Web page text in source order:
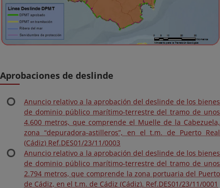
Aprobaciones de deslinde
Anuncio relativo a la aprobación del deslinde de los bienes
de dominio público marítimo-terrestre del tramo de unos
4.600 metros, que comprende el Muelle de la Cabezuela,
zona “depuradora-astilleros”, en el t.m. de Puerto Real
(Cádiz) Ref.DES01/23/11/0003
Anuncio relativo a la aprobación del deslinde de los bienes
de dominio público marítimo-terrestre del tramo de unos
2.794 metros, que comprende la zona portuaria del Puerto
de Cádiz, en el t.m. de Cádiz (Cádiz). Ref.DES01/23/11/0001